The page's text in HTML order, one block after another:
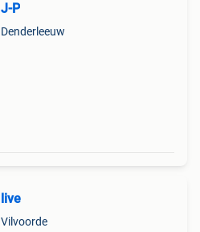
J-P
Denderleeuw
live
Vilvoorde